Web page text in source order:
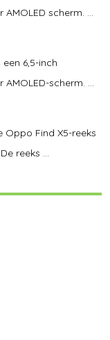
scherm. ...
6,5-inch
scherm. ...
Oppo Find X5-reeks
reeks ...